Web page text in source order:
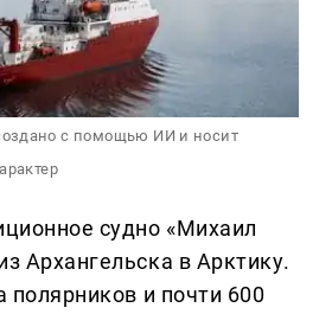
с помощью ИИ и носит
судно «Михаил
Архангельска в Арктику.
полярников и почти 600